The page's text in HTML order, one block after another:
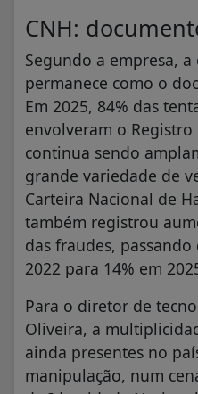
CNH:
Segundo a empresa,
permanece como o
Em 2025, 84% das
envolveram o Registro
continua sendo
grande variedade de
Carteira Nacional de
também registrou
das fraudes, passando
2022 para 14% em
Para o diretor de
Oliveira, a
ainda presentes no
manipulação, num